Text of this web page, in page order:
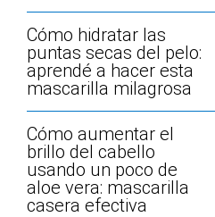
Cómo hidratar las
puntas secas del pelo:
aprendé a hacer esta
mascarilla milagrosa
Cómo aumentar el
brillo del cabello
usando un poco de
aloe vera: mascarilla
casera efectiva